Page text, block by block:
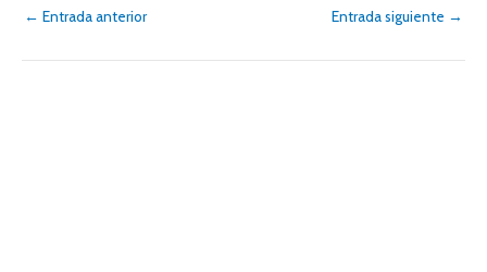
← Entrada anterior Entrada siguiente →